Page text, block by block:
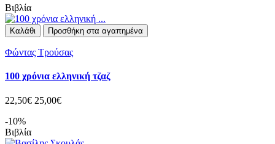
Βιβλία
Καλάθι Προσθήκη στα αγαπημένα
Φώντας Τρούσας
100 χρόνια ελληνική τζαζ
22,50€ 25,00€
-10%
Βιβλία